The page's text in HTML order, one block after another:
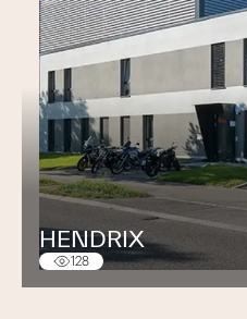
HENDRIX
128